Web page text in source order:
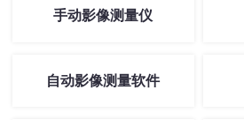
手动影像测量仪
自动影像测量软件